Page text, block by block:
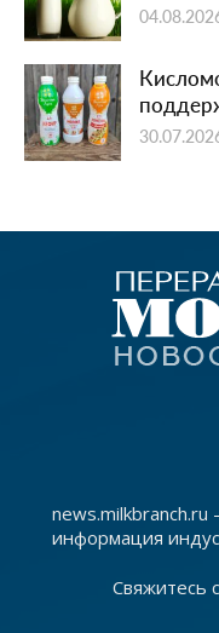
информация
Свяжитесь